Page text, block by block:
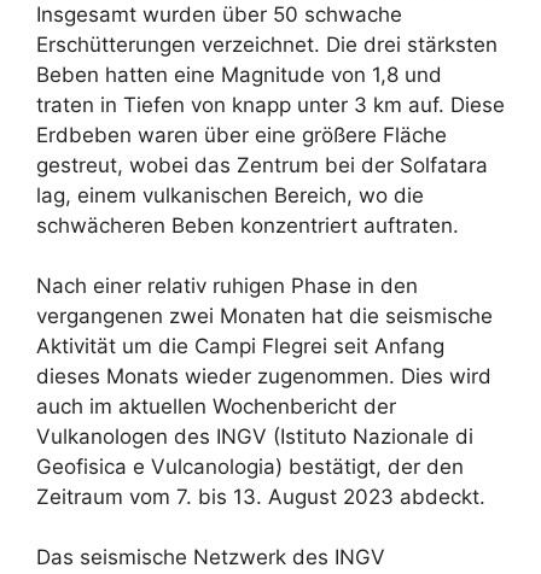
Insgesamt wurden über 50 schwache
Erschütterungen verzeichnet. Die drei stärksten
Beben hatten eine Magnitude von 1,8 und
traten in Tiefen von knapp unter 3 km auf. Diese
Erdbeben waren über eine größere Fläche
gestreut, wobei das Zentrum bei der Solfatara
lag, einem vulkanischen Bereich, wo die
schwächeren Beben konzentriert auftraten.
Nach einer relativ ruhigen Phase in den
vergangenen zwei Monaten hat die seismische
Aktivität um die Campi Flegrei seit Anfang
dieses Monats wieder zugenommen. Dies wird
auch im aktuellen Wochenbericht der
Vulkanologen des INGV (Istituto Nazionale di
Geofisica e Vulcanologia) bestätigt, der den
Zeitraum vom 7. bis 13. August 2023 abdeckt.
Das seismische Netzwerk des INGV